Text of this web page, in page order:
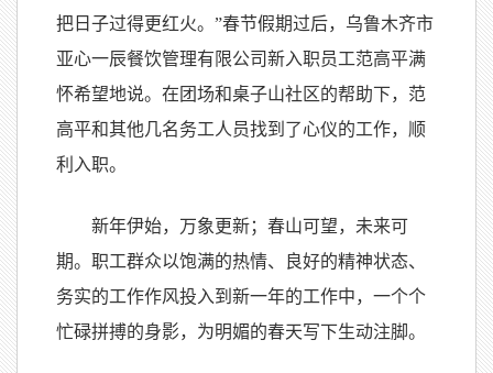
把日子过得更红火。”春节假期过后，乌鲁木齐市
亚心一辰餐饮管理有限公司新入职员工范高平满
怀希望地说。在团场和桌子山社区的帮助下，范
高平和其他几名务工人员找到了心仪的工作，顺
利入职。
新年伊始，万象更新；春山可望，未来可
期。职工群众以饱满的热情、良好的精神状态、
务实的工作作风投入到新一年的工作中，一个个
忙碌拼搏的身影，为明媚的春天写下生动注脚。